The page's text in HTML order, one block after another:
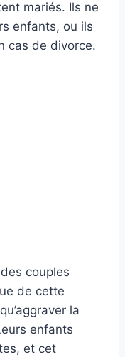
mariés. Ils ne
enfants, ou ils
cas de divorce.
couples
de cette
la
enfants
et cet